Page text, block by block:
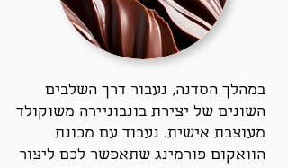
במהלך הסדנה, נעבור דרך השלבים
השונים של יצירת בונבוניירה משוקולד
מעוצבת אישית. נעבוד עם מכונת
הוואקום פורמינג שתאפשר לכם ליצור